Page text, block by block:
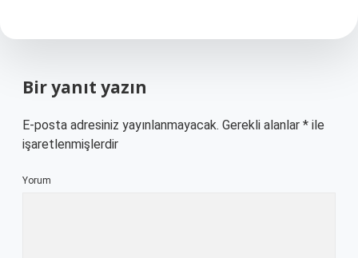
Bir yanıt yazın
E-posta adresiniz yayınlanmayacak. Gerekli alanlar * ile
işaretlenmişlerdir
Yorum